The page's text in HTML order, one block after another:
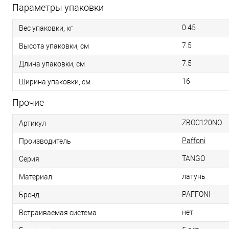
Параметры упаковки
Вес упаковки, кг 0.45
Высота упаковки, см 7.5
Длина упаковки, см 7.5
Ширина упаковки, см 16
Прочие
Артикул ZBOC120NO
Производитель Paffoni
Серия TANGO
Материал латунь
Бренд PAFFONI
Встраиваемая система нет